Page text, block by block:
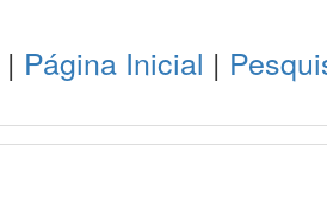
| Página Inicial |